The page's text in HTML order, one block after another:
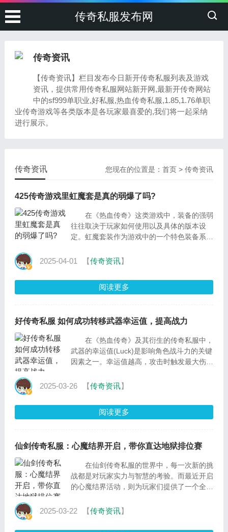
传奇私服发布网
传奇资讯
【传奇资讯】栏目发布今日新开传奇私服列表及游戏
资讯，提供常用传奇私服网站新开网,最新开传奇网站
中的sf999单职业,好私服,热血传奇私服,1.85,1.76单职
业传奇游戏等各类版本是各玩家最喜爱的,我们将一起采纳
进行展示。
您现在的位置是：首页 >传奇资讯
传奇资讯
425传奇游戏里虹魔套是真的弱爆了吗?
在《热血传奇》这类游戏中，装备的强弱
往往取决于玩家如何使用以及具体的版本设
定。虹魔套装作为游戏中的一个特色装备系
425传奇游戏
2025-04-01 【传奇资讯】
阅读更多
好传奇私服 如何成功转移武器幸运值，提高战力
在《热血传奇》及其衍生的传奇私服中，
武器的幸运值(Luck)是影响角色战斗力的关键
因素之一。幸运值越高，攻击时触发最大伤害
怪)中都
2025-03-26 【传奇资讯】
阅读更多
仙剑传奇私服：心魔结界开启，带你直达地狱排位赛
在仙剑传奇私服的世界中，每一次新的挑
战都是对玩家实力与智慧的考验。而最近开启
的心魔结界活动，则为玩家们提供了一个全新
2025-03-22 【传奇资讯】